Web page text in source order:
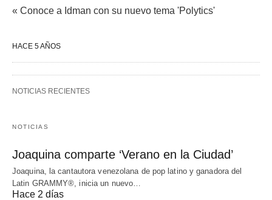
« Conoce a Idman con su nuevo tema 'Polytics'
HACE 5 AÑOS
NOTICIAS RECIENTES
NOTICIAS
Joaquina comparte ‘Verano en la Ciudad’
Joaquina, la cantautora venezolana de pop latino y ganadora del
Latin GRAMMY®, inicia un nuevo…
Hace 2 días